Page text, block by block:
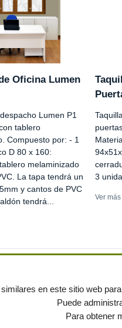
Oficina Lumen
Lumen P1
tablero
Compuesto por: - 1
D 80 x 160:
melaminizado
La tapa tendrá un
y cantos de PVC
tendrá...
3
Ver más
los derechos reservados- Política de
en este sitio web
Puede
Para obtener